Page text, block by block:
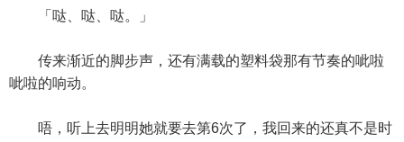
「哒、哒、哒。」
传来渐近的脚步声，还有满载的塑料袋那有节奏的呲啦
呲啦的响动。
唔，听上去明明她就要去第6次了，我回来的还真不是时